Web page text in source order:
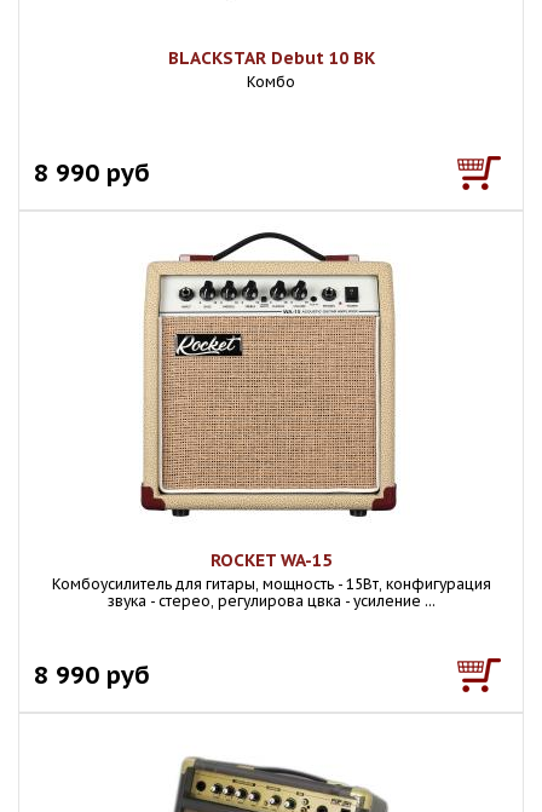
BLACKSTAR Debut 10 BK
Комбо
8 990 руб
ROCKET WA-15
Комбоусилитель для гитары, мощность - 15Вт, конфигурация
звука - стерео, регулирова цвка - усиление ...
8 990 руб